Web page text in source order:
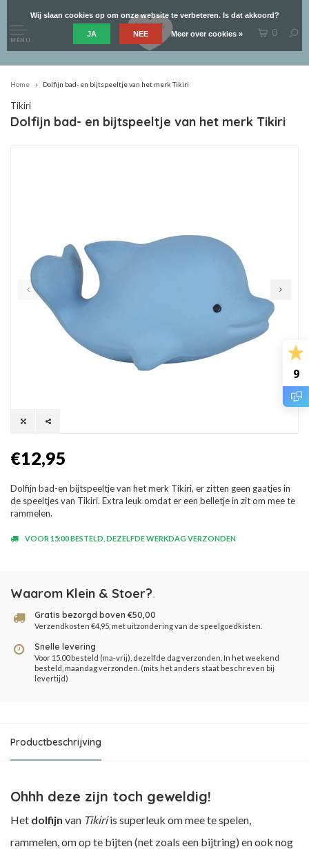
9
MENU
0
Home Dolfijn bad- en bijtspeeltje van het merk Tikiri
Tikiri
Dolfijn bad- en bijtspeeltje van het merk Tikiri
€12,95
Dolfijn bad-en bijtspeeltje van het merk Tikiri, er zitten geen gaatjes in
de speeltjes van Tikiri. Extra leuk omdat er een belletje in zit om mee te
rammelen.
VOOR 15:00 BESTELD, DEZELFDE WERKDAG VERZONDEN
Waarom Klein & Stoer?.
Gratis bezorgd boven €50,00
Verzendkosten €4,95, met uitzondering van de speelgoedkisten.
Snelle levering
Voor 15.00 besteld (ma-vrij), dezelfde dag verzonden. In het weekend
besteld, maandag verzonden. (mits het anders staat beschreven bij
levertijd)
Productbeschrijving
Ohhh deze zijn toch geweldig!
Het dolfijn van Tikiriis superleuk om mee te spelen,
rammelen, om op te bijten (net zoals een bijtring) en ook nog
Wij slaan cookies op om onze website te verbeteren. Is dat akkoord?
JA NEE Meer over cookies »